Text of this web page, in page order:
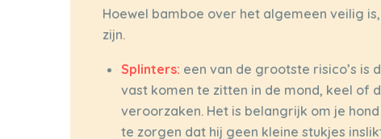
Hoewel bamboe over het algemeen veilig
zijn.
Splinters: een van de grootste risico’s is
vast komen te zitten in de mond, keel of
veroorzaken. Het is belangrijk om je
te zorgen dat hij geen kleine stukjes